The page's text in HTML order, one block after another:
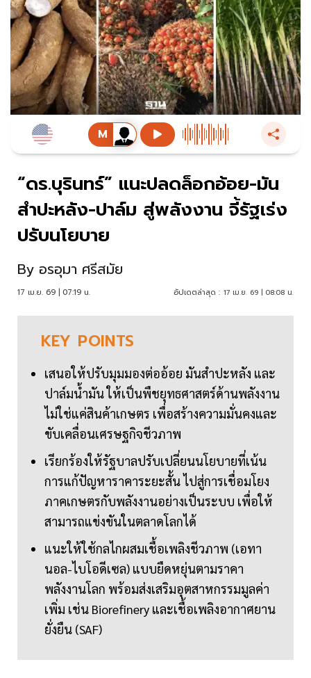
“ดร.บุรินทร์” แนะปลดล็อกอ้อย-มัน
สำปะหลัง-ปาล์ม สู่พลังงาน จี้รัฐเร่ง
ปรับนโยบาย
By อรอุมา ศรีสมัย
17 เม.ย. 69 | 07:19 น. อัปเดตล่าสุด : 17 เม.ย. 69 | 08:08 น.
KEY POINTS
เสนอให้ปรับมุมมองต่ออ้อย มันสำปะหลัง และ
ปาล์มน้ำมัน ให้เป็นพืชยุทธศาสตร์ด้านพลังงาน
ไม่ใช่แค่สินค้าเกษตร เพื่อสร้างความมั่นคงและ
ขับเคลื่อนเศรษฐกิจชีวภาพ
เรียกร้องให้รัฐบาลปรับเปลี่ยนนโยบายที่เน้น
การแก้ปัญหาราคาระยะสั้น ไปสู่การเชื่อมโยง
ภาคเกษตรกับพลังงานอย่างเป็นระบบ เพื่อให้
สามารถแข่งขันในตลาดโลกได้
แนะให้ใช้กลไกผสมเชื้อเพลิงชีวภาพ (เอทา
นอล-ไบโอดีเซล) แบบยืดหยุ่นตามราคา
พลังงานโลก พร้อมส่งเสริมอุตสาหกรรมมูลค่า
เพิ่ม เช่น Biorefinery และเชื้อเพลิงอากาศยาน
ยั่งยืน (SAF)